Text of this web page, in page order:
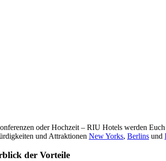
oder Hochzeit – RIU Hotels werden
und Attraktionen New Yorks, Berlins und
der Vorteile